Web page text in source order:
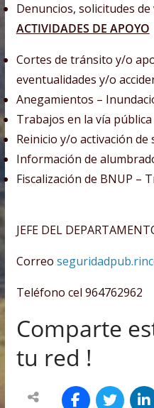
Denuncios, solicitudes de
ACTIVIDADES DE APOYO
Cortes de tránsito y/o
eventualidades y/o
Anegamientos –
Trabajos en la vía pública
Reinicio y/o activación de
Información de
Fiscalización de BNUP –
JEFE DEL
Correo
Teléfono cel 964762962
Comparte
tu red !